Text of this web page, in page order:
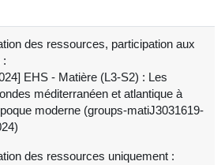
des ressources, participation aux
:
EHS - Matière (L3-S2) : Les
méditerranéen et atlantique à
moderne (groups-matiJ3031619-
des ressources uniquement :